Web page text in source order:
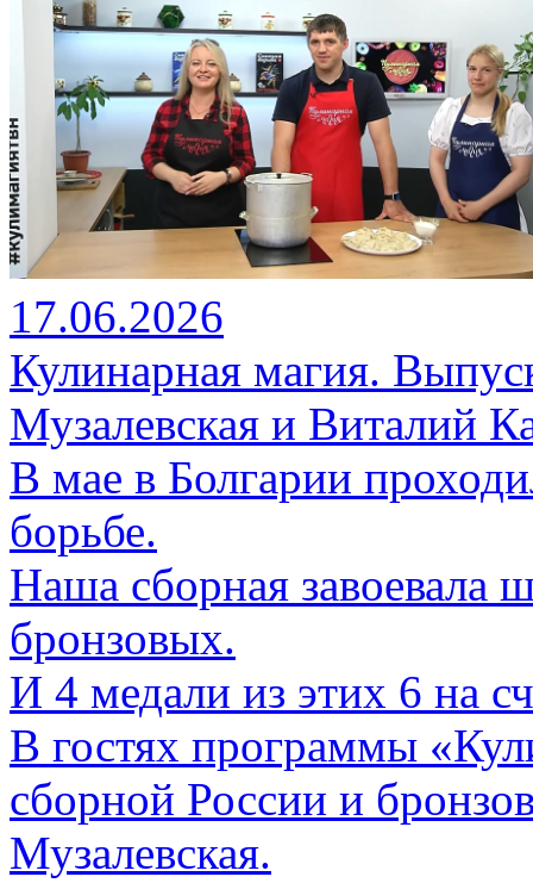
17.06.2026
Кулинарная магия.
Музалевская и Виталий
В мае в Болгарии
борьбе.
Наша сборная завоевала
бронзовых.
И 4 медали из этих 6 на
В гостях программы
сборной России и
Музалевская.